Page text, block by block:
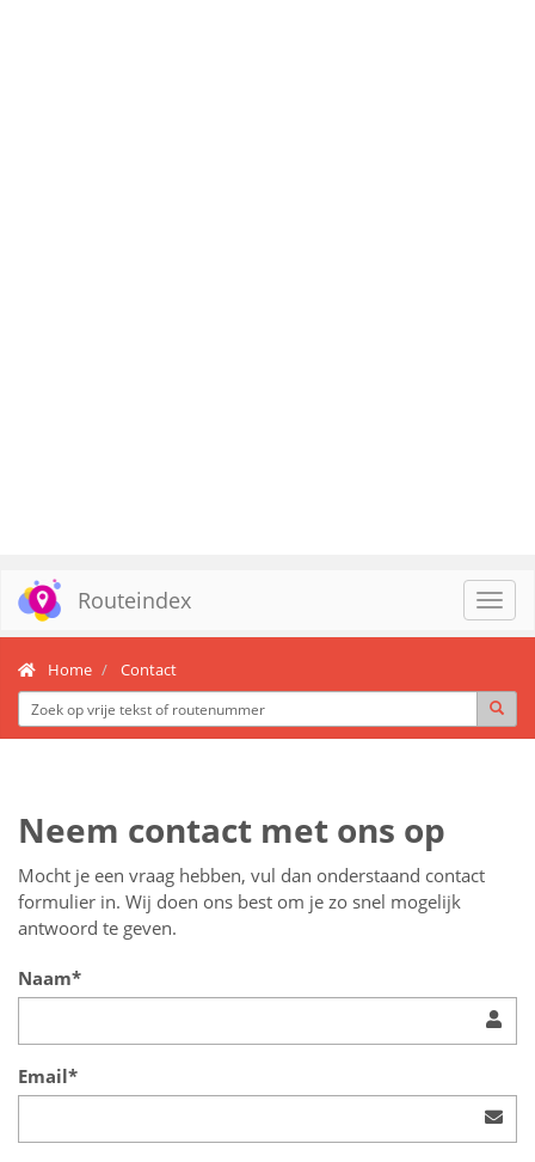
Routeindex
Home Contact
Neem contact met ons op
Mocht je een vraag hebben, vul dan onderstaand contact
formulier in. Wij doen ons best om je zo snel mogelijk
antwoord te geven.
Naam*
Email*